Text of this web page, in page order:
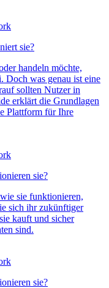
sie?
handeln möchte,
Doch was genau ist eine
sollten Nutzer in
erklärt die Grundlagen
Plattform für Ihre
sie?
sie funktionieren,
sich ihr zukünftiger
kauft und sicher
sind.
sie?